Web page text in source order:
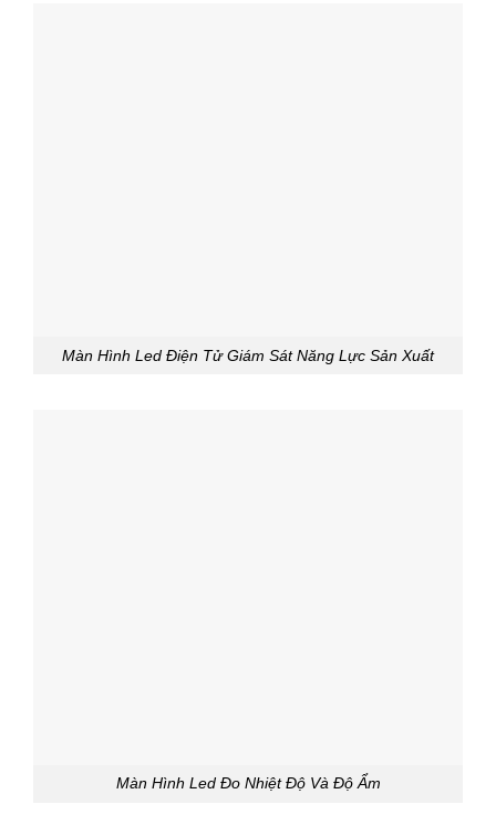
Màn Hình Led Điện Tử Giám Sát Năng Lực Sản Xuất
Màn Hình Led Đo Nhiệt Độ Và Độ Ẩm